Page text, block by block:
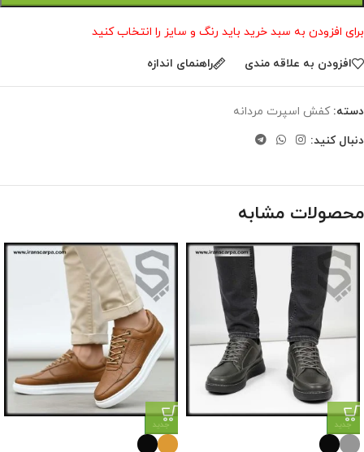
برای افزودن به سبد خرید باید رنگ و سایز را انتخاب کنید
افزودن به علاقه مندی راهنمای اندازه
دسته: کفش اسپرت مردانه
دنبال کنید:
محصولات مشابه
جدید جدید